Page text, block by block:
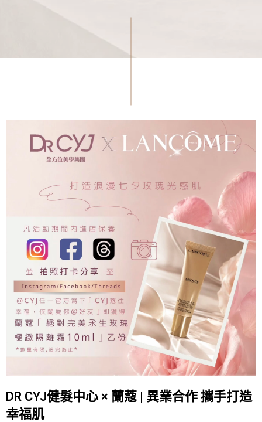
DR CYJ健髮中心 × 蘭蔻 | 異業合作 攜手打造
幸福肌